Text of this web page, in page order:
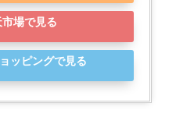
場で見る
ッピングで見る